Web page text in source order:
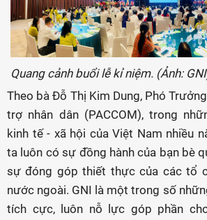
Quang cảnh buổi lễ kỉ niệm. (Ảnh:
Theo bà Đỗ Thị Kim Dung, Phó
trợ nhân dân (PACCOM), trong
kinh tế - xã hội của Việt Nam nhiều
ta luôn có sự đồng hành của bạn bè
sự đóng góp thiết thực của các tổ
nước ngoài. GNI là một trong số
tích cực, luôn nỗ lực góp phần